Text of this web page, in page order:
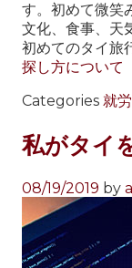
す。初めて微笑
文化、食事、天
初めてのタイ旅
探し方について
Categories 就労
私がタイ
08/19/2019 by